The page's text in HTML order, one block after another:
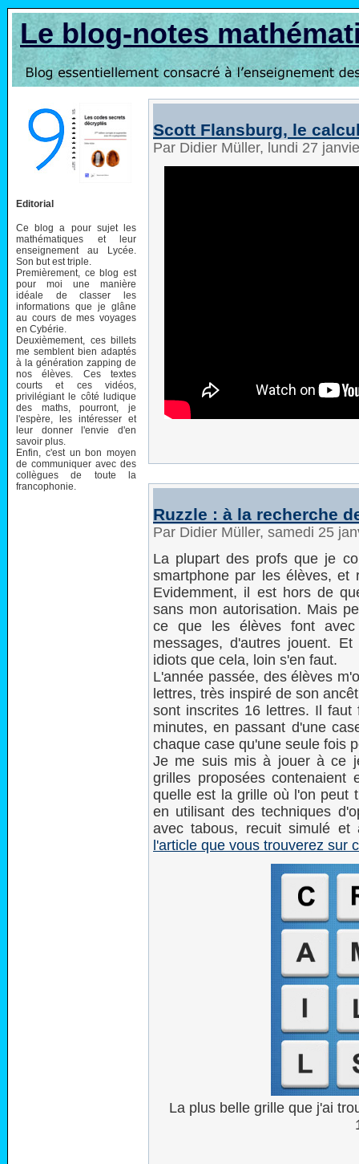
Le blog-notes
Editorial
Ce blog a pour sujet les
mathématiques et leur
enseignement au Lycée.
Son but est triple.
Premièrement, ce blog est
pour moi une manière
idéale de classer les
informations que je glâne
au cours de mes voyages
en Cybérie.
Deuxièmement, ces billets
me semblent bien adaptés
à la génération zapping de
nos élèves. Ces textes
courts et ces vidéos,
privilégiant le côté ludique
des maths, pourront, je
l'espère, les intéresser et
leur donner l'envie d'en
savoir plus.
Enfin, c'est un bon moyen
de communiquer avec des
collègues de toute la
francophonie.
Scott Flansburg, le
Par Didier Müller, lundi 27
Ruzzle : à la recherche
Par Didier Müller, samedi 25
La plupart des profs que je
smartphone par les élèves, et
Evidemment, il est hors de
sans mon autorisation. Mais
ce que les élèves font avec
messages, d'autres jouent.
idiots que cela, loin s'en faut.
L'année passée, des élèves
lettres, très inspiré de son
sont inscrites 16 lettres. Il
minutes, en passant d'une
chaque case qu'une seule fois
Je me suis mis à jouer à ce
grilles proposées
quelle est la grille où l'on peut
en utilisant des techniques
avec tabous, recuit simulé et
l'article que vous trouverez sur
La plus belle grille que j'ai